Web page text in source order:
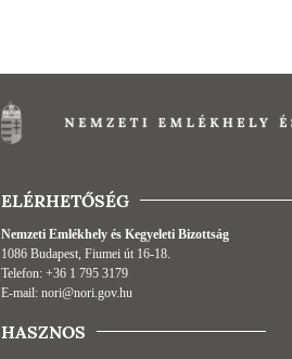
ELÉRHETŐSÉG
Nemzeti Emlékhely és Kegyeleti Bizottság
1086 Budapest, Fiumei út 16-18.
Telefon: +36 1 795 3179
E-mail: nori@nori.gov.hu
HASZNOS